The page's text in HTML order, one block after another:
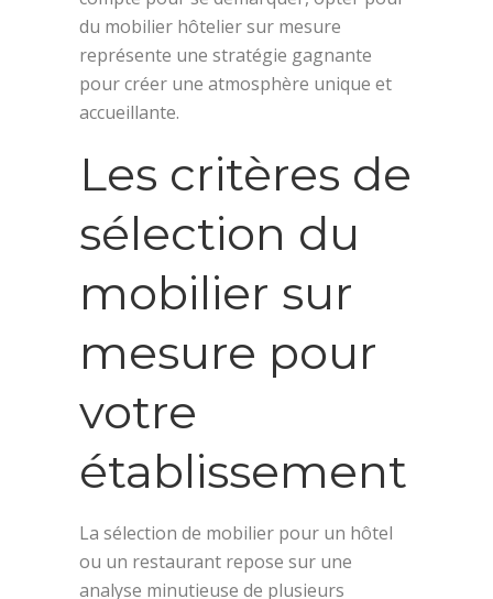
du mobilier hôtelier sur mesure
représente une stratégie gagnante
pour créer une atmosphère unique et
accueillante.
Les critères de
sélection du
mobilier sur
mesure pour
votre
établissement
La sélection de mobilier pour un hôtel
ou un restaurant repose sur une
analyse minutieuse de plusieurs